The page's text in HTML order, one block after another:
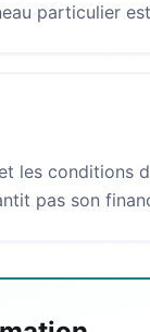
particulier
les conditions
pas son